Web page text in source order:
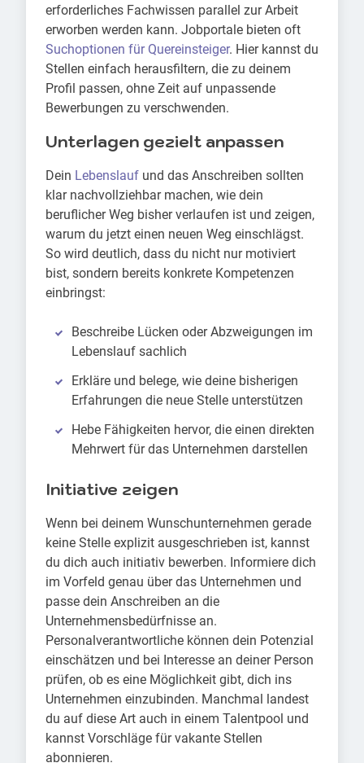
erforderliches Fachwissen parallel zur Arbeit
erworben werden kann. Jobportale bieten oft
Suchoptionen für Quereinsteiger. Hier kannst du
Stellen einfach herausfiltern, die zu deinem
Profil passen, ohne Zeit auf unpassende
Bewerbungen zu verschwenden.
Unterlagen gezielt anpassen
Dein Lebenslauf und das Anschreiben sollten
klar nachvollziehbar machen, wie dein
beruflicher Weg bisher verlaufen ist und zeigen,
warum du jetzt einen neuen Weg einschlägst.
So wird deutlich, dass du nicht nur motiviert
bist, sondern bereits konkrete Kompetenzen
einbringst:
Beschreibe Lücken oder Abzweigungen im
Lebenslauf sachlich
Erkläre und belege, wie deine bisherigen
Erfahrungen die neue Stelle unterstützen
Hebe Fähigkeiten hervor, die einen direkten
Mehrwert für das Unternehmen darstellen
Initiative zeigen
Wenn bei deinem Wunschunternehmen gerade
keine Stelle explizit ausgeschrieben ist, kannst
du dich auch initiativ bewerben. Informiere dich
im Vorfeld genau über das Unternehmen und
passe dein Anschreiben an die
Unternehmensbedürfnisse an.
Personalverantwortliche können dein Potenzial
einschätzen und bei Interesse an deiner Person
prüfen, ob es eine Möglichkeit gibt, dich ins
Unternehmen einzubinden. Manchmal landest
du auf diese Art auch in einem Talentpool und
kannst Vorschläge für vakante Stellen
abonnieren.